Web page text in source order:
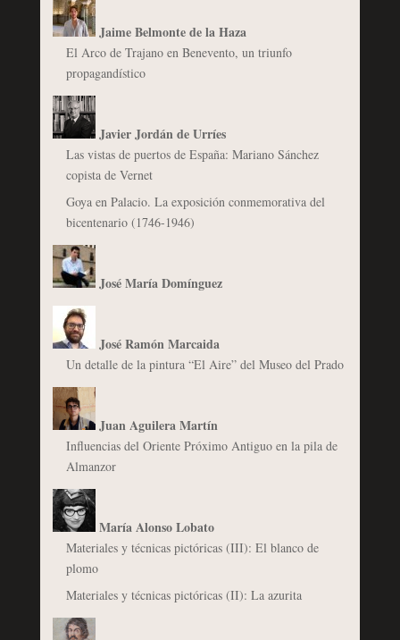
Jaime Belmonte de la Haza
El Arco de Trajano en Benevento, un triunfo
propagandístico
Javier Jordán de Urríes
Las vistas de puertos de España: Mariano Sánchez
copista de Vernet
Goya en Palacio. La exposición conmemorativa del
bicentenario (1746-1946)
José María Domínguez
José Ramón Marcaida
Un detalle de la pintura “El Aire” del Museo del Prado
Juan Aguilera Martín
Influencias del Oriente Próximo Antiguo en la pila de
Almanzor
María Alonso Lobato
Materiales y técnicas pictóricas (III): El blanco de
plomo
Materiales y técnicas pictóricas (II): La azurita